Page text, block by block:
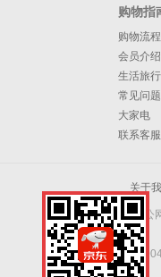
购物指
购物流程
会员介绍
生活旅
常见问题
大家电
联系客服
关于
京公
Copyright ©